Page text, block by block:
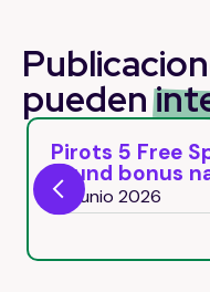
pueden
Pirots 5 Free
round bonus
26 junio 2026